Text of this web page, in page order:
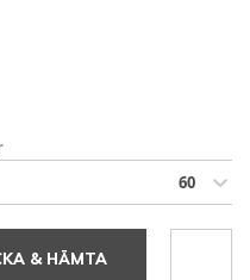
60
& HÄMTA